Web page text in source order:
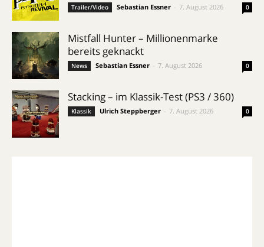
Trailer/Video Sebastian Essner 7. August 2026 0
Mistfall Hunter – Millionenmarke
bereits geknackt
News Sebastian Essner 7. August 2026 0
Stacking – im Klassik-Test (PS3 / 360)
Klassik Ulrich Steppberger 7. August 2026 0